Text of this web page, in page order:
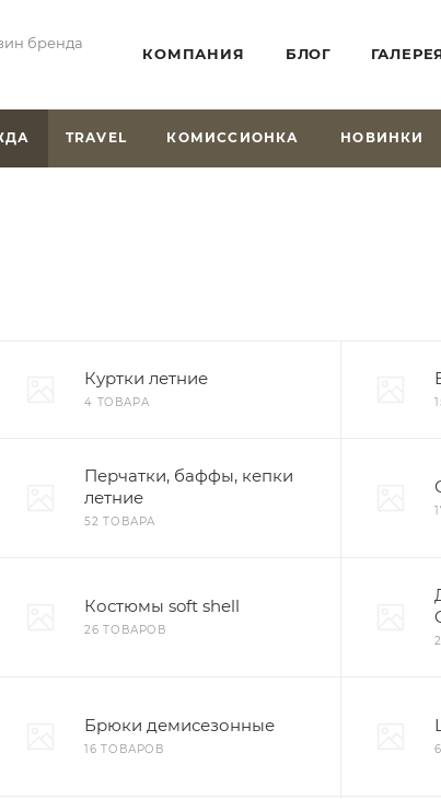
бренда
КОМПАНИЯ БЛОГ
TRAVEL КОМИССИОНКА НОВИНКИ
Куртки летние
4 ТОВАРА
Перчатки, баффы, кепки
летние
52 ТОВАРА
Костюмы soft shell
26 ТОВАРОВ
Брюки демисезонные
16 ТОВАРОВ